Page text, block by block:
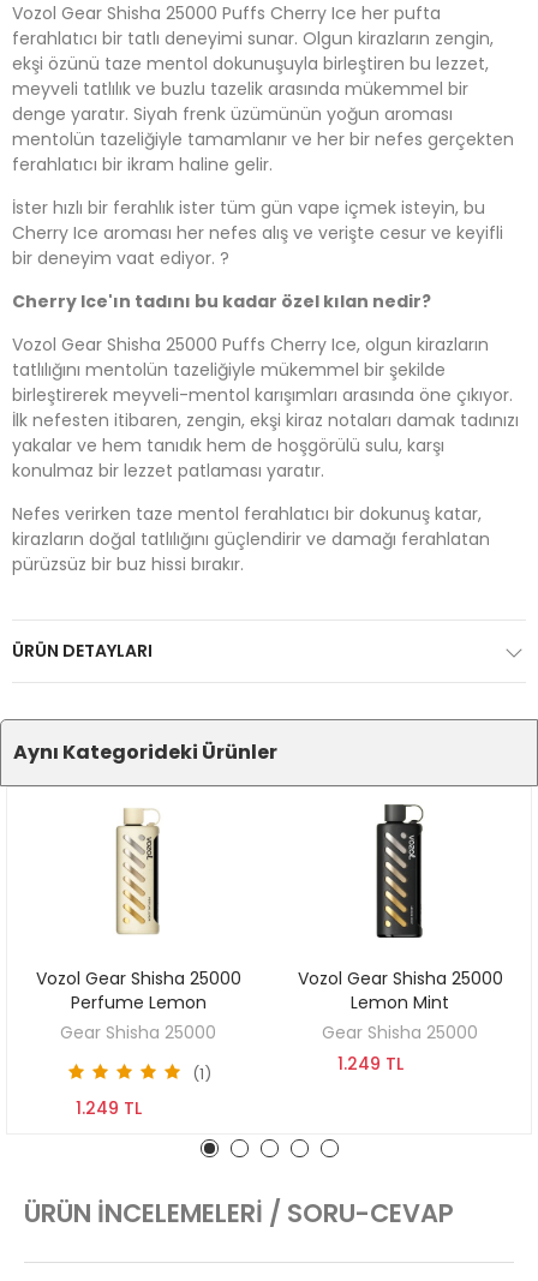
Vozol Gear Shisha 25000 Puffs Cherry Ice her pufta
ferahlatıcı bir tatlı deneyimi sunar. Olgun kirazların zengin,
ekşi özünü taze mentol dokunuşuyla birleştiren bu lezzet,
meyveli tatlılık ve buzlu tazelik arasında mükemmel bir
denge yaratır. Siyah frenk üzümünün yoğun aroması
mentolün tazeliğiyle tamamlanır ve her bir nefes gerçekten
ferahlatıcı bir ikram haline gelir.
İster hızlı bir ferahlık ister tüm gün vape içmek isteyin, bu
Cherry Ice aroması her nefes alış ve verişte cesur ve keyifli
bir deneyim vaat ediyor. ?️
Cherry Ice'ın tadını bu kadar özel kılan nedir?
Vozol Gear Shisha 25000 Puffs Cherry Ice, olgun kirazların
tatlılığını mentolün tazeliğiyle mükemmel bir şekilde
birleştirerek meyveli-mentol karışımları arasında öne çıkıyor.
İlk nefesten itibaren, zengin, ekşi kiraz notaları damak tadınızı
yakalar ve hem tanıdık hem de hoşgörülü sulu, karşı
konulmaz bir lezzet patlaması yaratır.
Nefes verirken taze mentol ferahlatıcı bir dokunuş katar,
kirazların doğal tatlılığını güçlendirir ve damağı ferahlatan
pürüzsüz bir buz hissi bırakır.
ÜRÜN DETAYLARI
Aynı Kategorideki Ürünler
SEPETE EKLE
Vozol Gear Shisha 25000
Perfume Lemon
Gear Shisha 25000
(1)
1.249 TL
SEPETE EKLE
Vozol Gear Shisha 25000
Lemon Mint
Gear Shisha 25000
1.249 TL
ÜRÜN İNCELEMELERI / SORU-CEVAP